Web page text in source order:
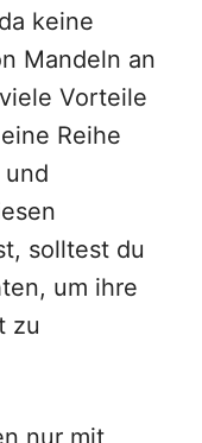
keine
Mandeln an
Vorteile
Reihe
solltest du
um ihre
zu